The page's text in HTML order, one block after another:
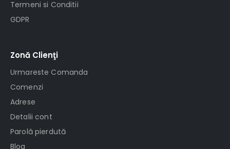
Termeni si Conditii
GDPR
Zonă Clienţi
Urmareste Comanda
Comenzi
Adrese
Detalii cont
Parolă pierdută
Blog